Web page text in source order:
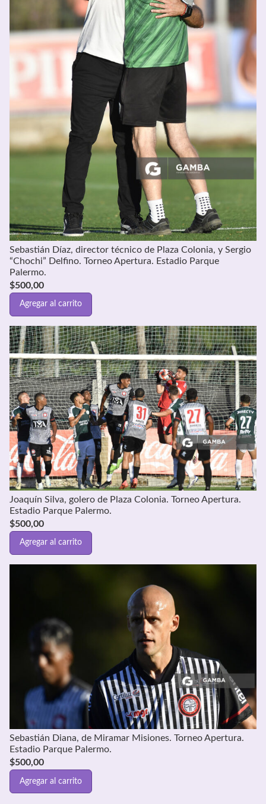
Sebastián Díaz, director técnico de Plaza Colonia, y Sergio
“Chochi” Delfino. Torneo Apertura. Estadio Parque
Palermo.
$500,00
Agregar al carrito
Joaquín Silva, golero de Plaza Colonia. Torneo Apertura.
Estadio Parque Palermo.
$500,00
Agregar al carrito
Sebastián Diana, de Miramar Misiones. Torneo Apertura.
Estadio Parque Palermo.
$500,00
Agregar al carrito